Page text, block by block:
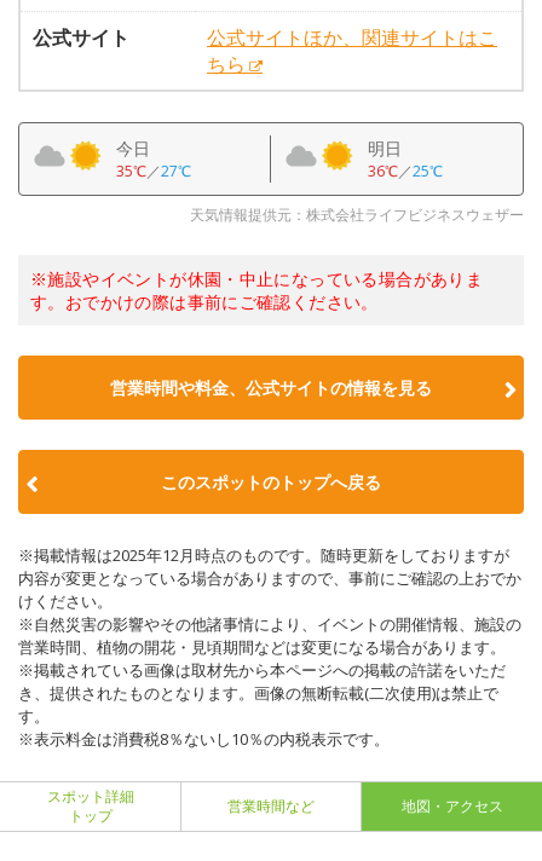
公式サイト
公式サイトほか、関連サイトはこ
ちら
今日
35℃／27℃
明日
36℃／25℃
天気情報提供元：株式会社ライフビジネスウェザー
※施設やイベントが休園・中止になっている場合がありま
す。おでかけの際は事前にご確認ください。
営業時間や料金、公式サイトの情報を見る
このスポットのトップへ戻る
※掲載情報は2025年12月時点のものです。随時更新をしておりますが
内容が変更となっている場合がありますので、事前にご確認の上おでか
けください。
※自然災害の影響やその他諸事情により、イベントの開催情報、施設の
営業時間、植物の開花・見頃期間などは変更になる場合があります。
※掲載されている画像は取材先から本ページへの掲載の許諾をいただ
き、提供されたものとなります。画像の無断転載(二次使用)は禁止で
す。
※表示料金は消費税8％ないし10％の内税表示です。
スポット詳細
トップ
営業時間など 地図・アクセス